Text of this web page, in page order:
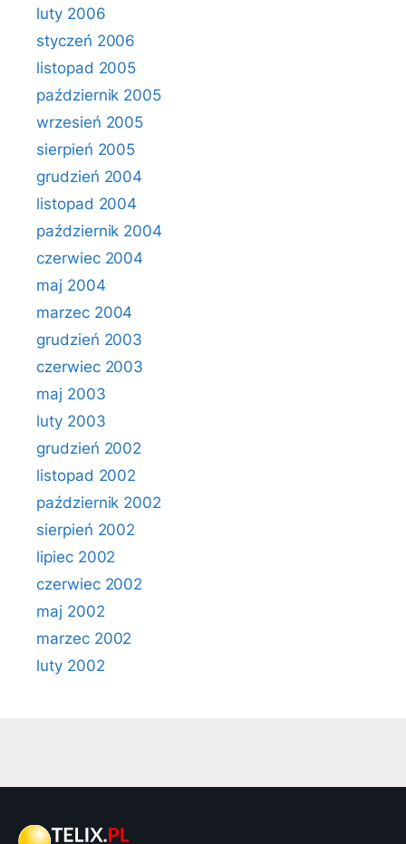
luty 2006
styczeń 2006
listopad 2005
październik 2005
wrzesień 2005
sierpień 2005
grudzień 2004
listopad 2004
październik 2004
czerwiec 2004
maj 2004
marzec 2004
grudzień 2003
czerwiec 2003
maj 2003
luty 2003
grudzień 2002
listopad 2002
październik 2002
sierpień 2002
lipiec 2002
czerwiec 2002
maj 2002
marzec 2002
luty 2002